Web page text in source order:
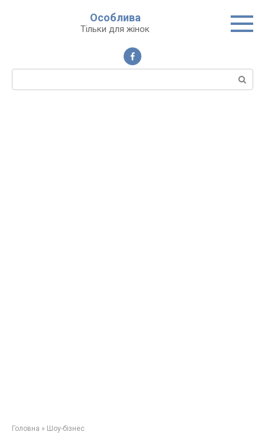
Особлива
Тільки для жінок
Пошук:
Головна » Шоу-бізнес